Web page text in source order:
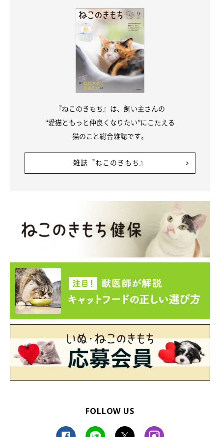
『ねこのきもち』は、飼い主さんの
“愛猫ともっと仲良くなりたい”にこたえる
猫のこと総合雑誌です。
雑誌『ねこのきもち』
FOLLOW US